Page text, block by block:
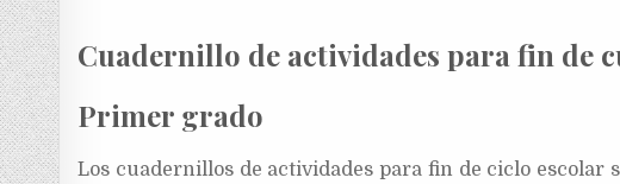
Cuadernillo de actividades para fin de
Primer grado
Los cuadernillos de actividades para fin de ciclo escolar